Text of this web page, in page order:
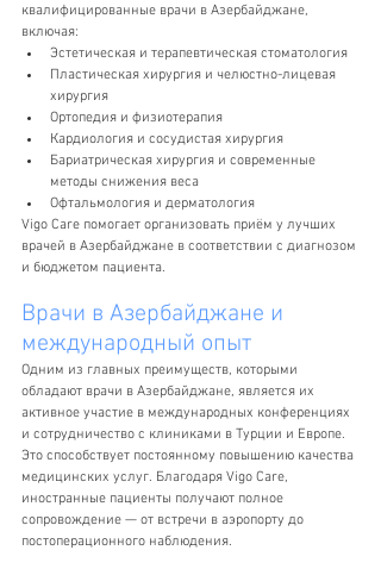
квалифицированные врачи в Азербайджане,
включая:
Эстетическая и терапевтическая стоматология
Пластическая хирургия и челюстно-лицевая
хирургия
Ортопедия и физиотерапия
Кардиология и сосудистая хирургия
Бариатрическая хирургия и современные
методы снижения веса
Офтальмология и дерматология
Vigo Care помогает организовать приём у лучших
врачей в Азербайджане в соответствии с диагнозом
и бюджетом пациента.
Врачи в Азербайджане и
международный опыт
Одним из главных преимуществ, которыми
обладают врачи в Азербайджане, является их
активное участие в международных конференциях
и сотрудничество с клиниками в Турции и Европе.
Это способствует постоянному повышению качества
медицинских услуг. Благодаря Vigo Care,
иностранные пациенты получают полное
сопровождение — от встречи в аэропорту до
постоперационного наблюдения.